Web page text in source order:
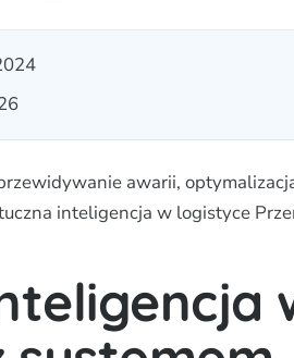
awarii,
inteligencja w logistyce